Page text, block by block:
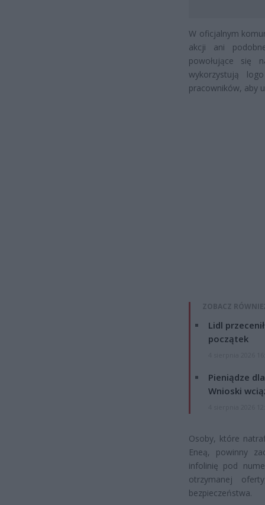
W oficjalnym
akcji ani
powołujące się
wykorzystują
pracowników, aby
ZOBACZ
Lidl
początek
Pieniądze
Wnioski
Osoby, które
Eneą, powinny
infolinię pod
otrzymanej
bezpieczeństwa.